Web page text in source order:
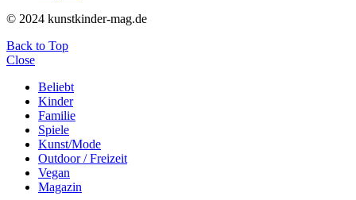
© 2024 kunstkinder-mag.de
Back to Top
Close
Beliebt
Kinder
Familie
Spiele
Kunst/Mode
Outdoor / Freizeit
Vegan
Magazin